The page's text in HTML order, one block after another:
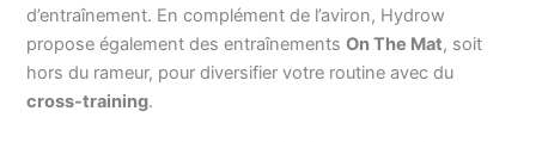
d’entraînement. En complément de l’aviron, Hydrow
propose également des entraînementsOn The Mat, soit
hors du rameur, pour diversifier votre routine avec du
cross-training.